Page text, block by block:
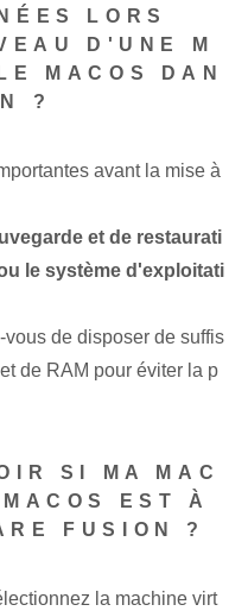
LORS
D'UNE M
MACOS DAN
?
avant la mise à
et de restaurati
le système d'exploitati
de disposer de suffis
de RAM pour éviter la p
SI MA MAC
EST À
FUSION ?
la machine virt